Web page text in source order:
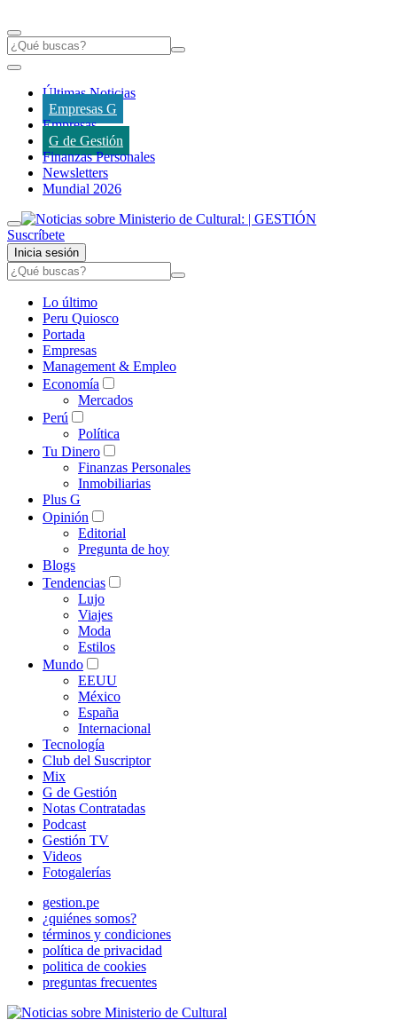
Últimas Noticias
Empresas G
Empresas
G de Gestión
Finanzas Personales
Newsletters
Mundial 2026
Suscríbete
Inicia sesión
Lo último
Peru Quiosco
Portada
Empresas
Management & Empleo
Economía
Mercados
Perú
Política
Tu Dinero
Finanzas Personales
Inmobiliarias
Plus G
Opinión
Editorial
Pregunta de hoy
Blogs
Tendencias
Lujo
Viajes
Moda
Estilos
Mundo
EEUU
México
España
Internacional
Tecnología
Club del Suscriptor
Mix
G de Gestión
Notas Contratadas
Podcast
Gestión TV
Videos
Fotogalerías
gestion.pe
¿quiénes somos?
términos y condiciones
política de privacidad
politica de cookies
preguntas frecuentes